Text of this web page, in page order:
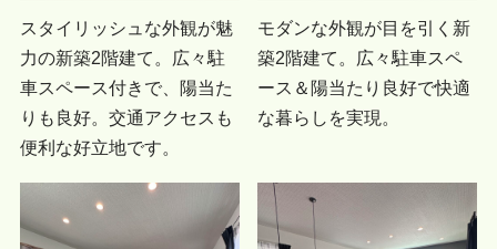
スタイリッシュな外観が魅
力の新築2階建て。広々駐
車スペース付きで、陽当た
りも良好。交通アクセスも
便利な好立地です。
モダンな外観が目を引く新
築2階建て。広々駐車スペ
ース＆陽当たり良好で快適
な暮らしを実現。